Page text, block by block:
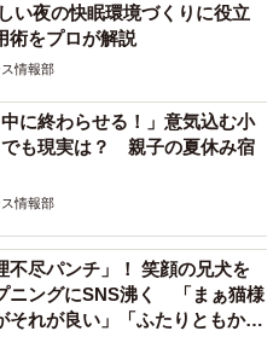
い夜の快眠環境づくりに役立
術をプロが解説
情報部
中に終わらせる！」意気込む小
も現実は？ 親子の夏休み宿
情報部
不尽パンチ」！ 笑顔の兄犬を
ニングにSNS沸く 「まぁ猫様
それが良い」「ふたりともかわ